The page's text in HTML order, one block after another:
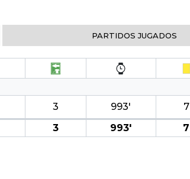
PARTIDOS JUGADOS
3 993′ 7
3 993′ 7